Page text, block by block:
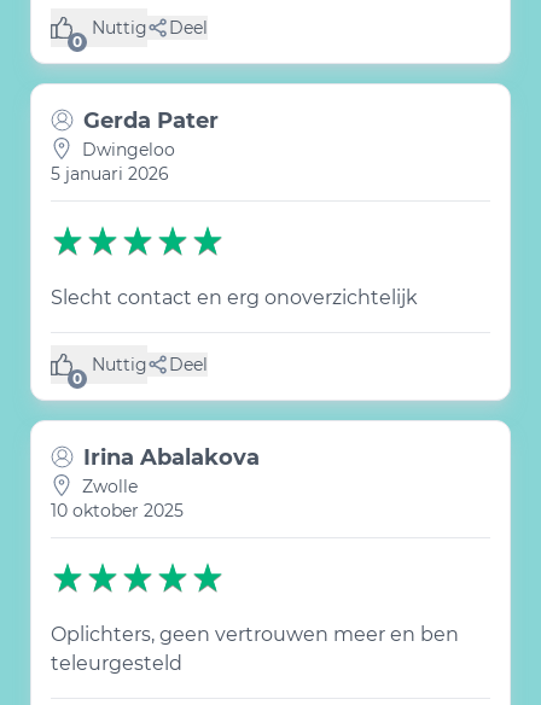
0
Nuttig
(0 like) Deel
Gerda Pater
Dwingeloo
5 januari 2026
Slecht contact en erg onoverzichtelijk
0
Nuttig
(0 like) Deel
Irina Abalakova
Zwolle
10 oktober 2025
Oplichters, geen vertrouwen meer en ben
teleurgesteld